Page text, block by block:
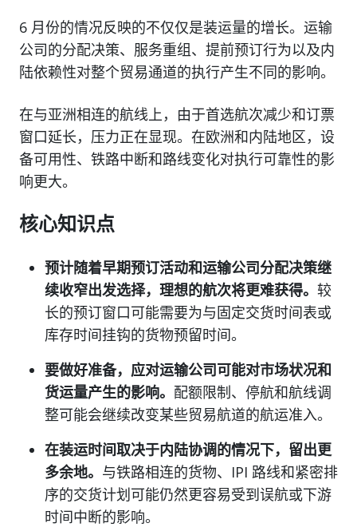
6 月份的情况反映的不仅仅是装运量的增长。运输
公司的分配决策、服务重组、提前预订行为以及内
陆依赖性对整个贸易通道的执行产生不同的影响。
在与亚洲相连的航线上，由于首选航次减少和订票
窗口延长，压力正在显现。在欧洲和内陆地区，设
备可用性、铁路中断和路线变化对执行可靠性的影
响更大。
核心知识点
预计随着早期预订活动和运输公司分配决策继
续收窄出发选择，理想的航次将更难获得。 较
长的预订窗口可能需要为与固定交货时间表或
库存时间挂钩的货物预留时间。
要做好准备，应对运输公司可能对市场状况和
货运量产生的影响。 配额限制、停航和航线调
整可能会继续改变某些贸易航道的航运准入。
在装运时间取决于内陆协调的情况下，留出更
多余地。 与铁路相连的货物、IPI 路线和紧密排
序的交货计划可能仍然更容易受到误航或下游
时间中断的影响。